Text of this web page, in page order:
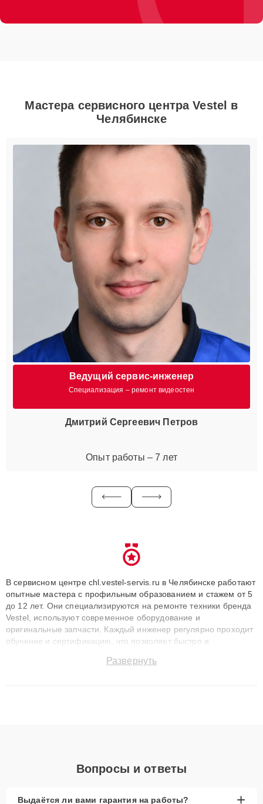
Мастера сервисного центра Vestel в
Челябинске
Ведущий сервис-инженер
Специализация – ремонт видеостен
Дмитрий Сергеевич Петров
Опыт работы – 7 лет
В сервисном центре chl.vestel-servis.ru в Челябинске работают
опытные мастера с профильным образованием и стажем от 5
до 12 лет. Они специализируются на ремонте техники бренда
Vestel, используют современное оборудование и
оригинальные запчасти. Каждый инженер регулярно проходит
обучение и сертификацию, что позволяет быстро и
сохранением гарантии до 3 лет. Наши мастера решают
Развернуть
Вопросы и ответы
Выдаётся ли вами гарантия на работы? +